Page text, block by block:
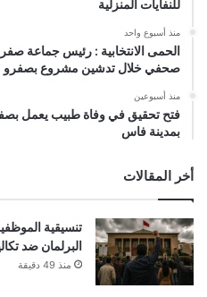
للنفايات المنزلية
منذ أسبوع واحد
الحمى الانتخابية : رئيس جماعة
صحفي خلال تدشين مشروع بصفرو
منذ أسبوعين
فتح تحقيق في وفاة طبيب يعمل
بمدينة فاس
أخر المقالات
تنسيقية
البرلمان ضد
منذ 49 دقيقة